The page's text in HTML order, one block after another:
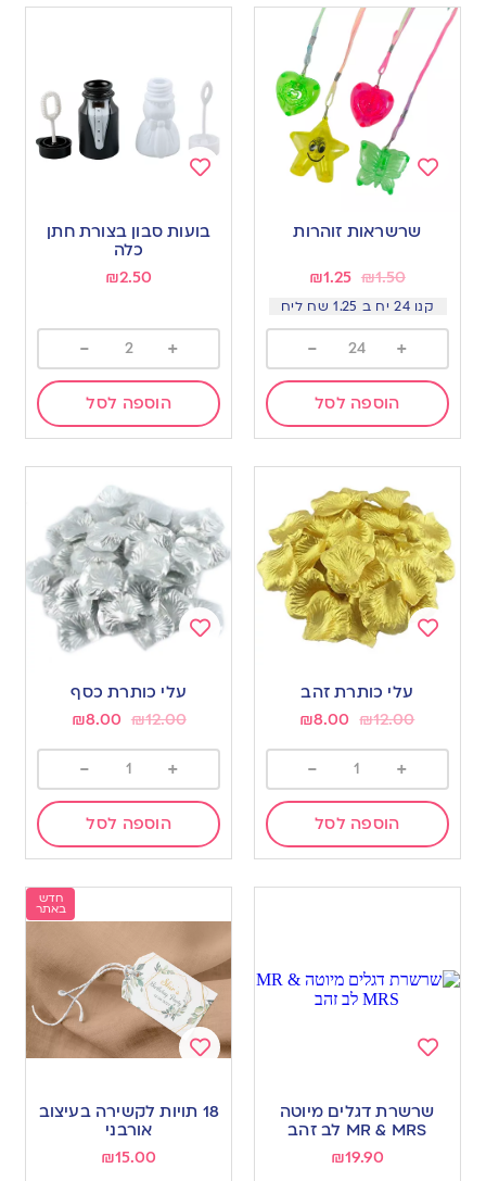
שרשראות זוהרות
₪1.50
₪1.25
קנו 24 יח ב 1.25 שח ליח
+
-
הוספה לסל
to
בועות סבון בצורת חתן
כלה
₪2.50
+
-
הוספה לסל
wishlist
עלי כותרת זהב
₪12.00
₪8.00
+
-
הוספה לסל
wishlist
עלי כותרת כסף
₪12.00
₪8.00
+
-
הוספה לסל
to
wishlist
שרשרת דגלים מיוטה
MR & MRS לב זהב
₪19.90
חדש
באתר
to 18 תויות לקשירה בעיצוב
אורבני
₪15.00